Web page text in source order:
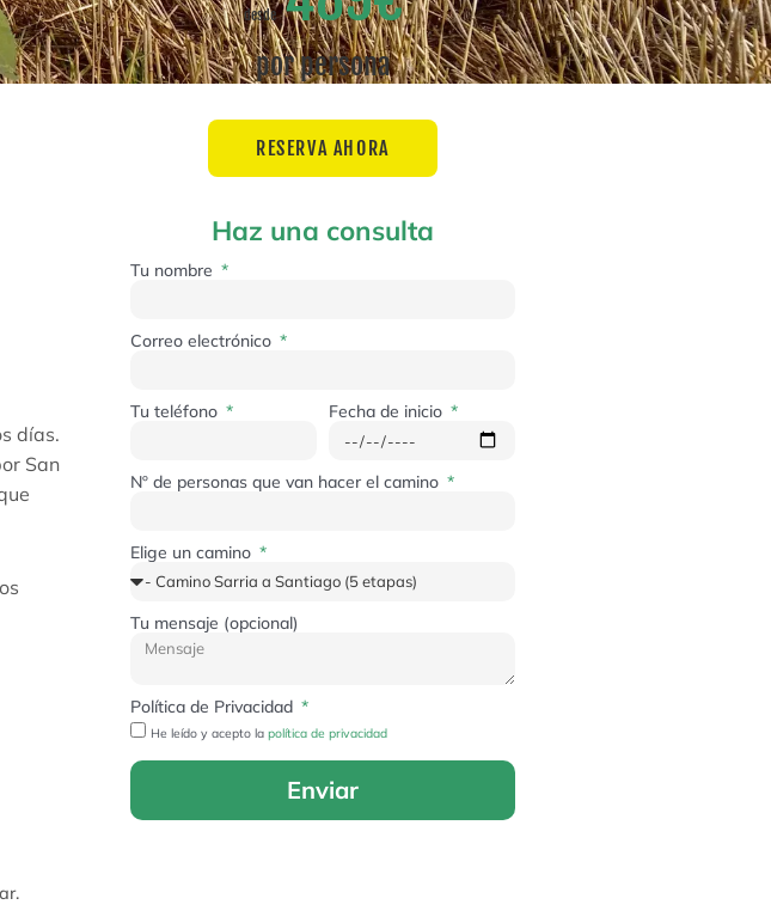
días.
San
desde
por persona
RESERVA AHORA
Haz una consulta
Tu nombre
Correo electrónico
Tu teléfono Fecha de inicio
Nº de personas que van hacer el camino
Elige un camino
Tu mensaje (opcional)
Política de Privacidad
He leído y acepto la política de privacidad
Enviar